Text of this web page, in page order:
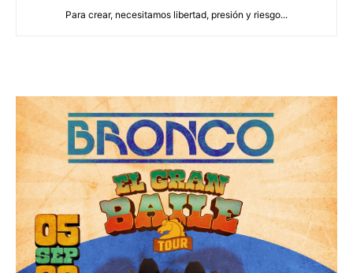
Para crear, necesitamos libertad, presión y riesgo...